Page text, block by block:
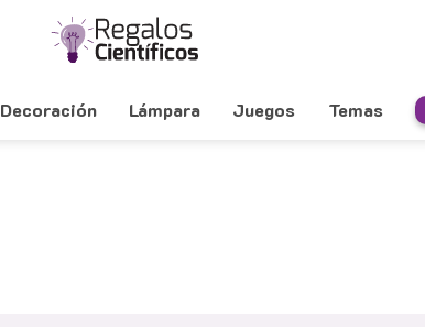
Decoración Lámpara Juegos Temas